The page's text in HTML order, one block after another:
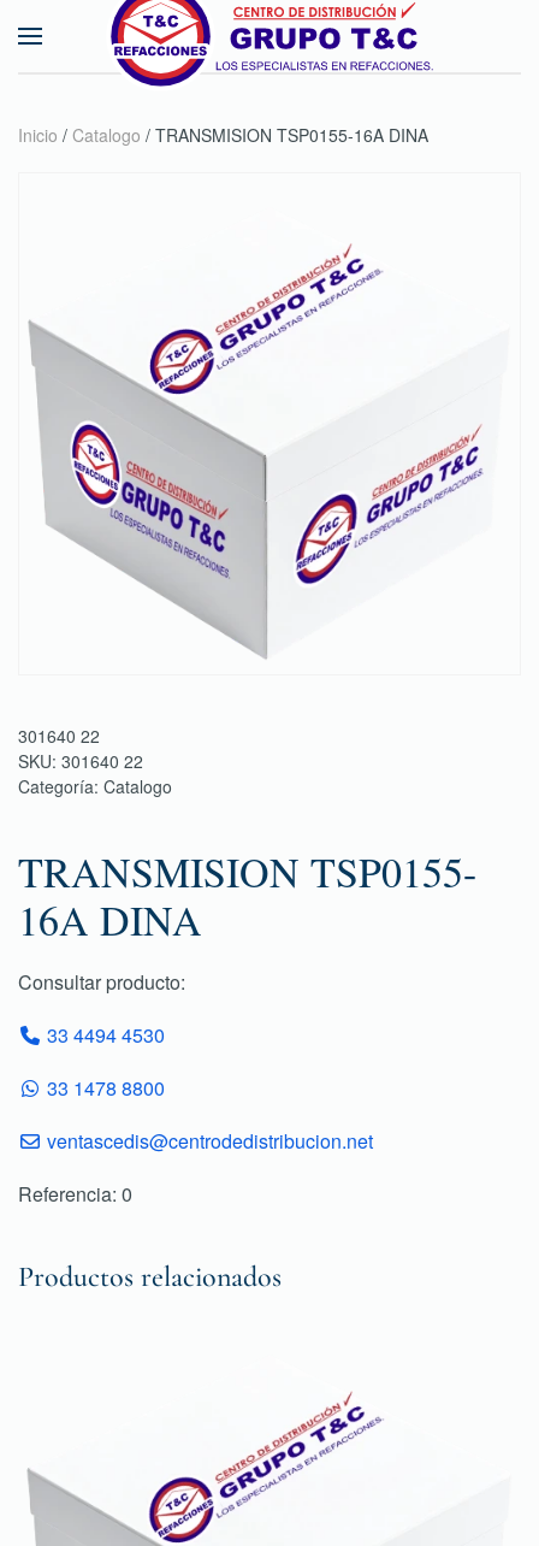
Skip to main content
Inicio / Catalogo / TRANSMISION TSP0155-16A DINA
301640 22
SKU: 301640 22
Categoría: Catalogo
TRANSMISION TSP0155-
16A DINA
Consultar producto:
33 4494 4530
33 1478 8800
ventascedis@centrodedistribucion.net
Referencia: 0
Productos relacionados